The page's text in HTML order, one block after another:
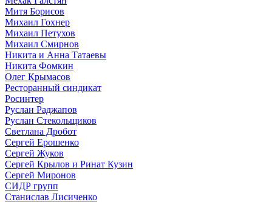
Митя Борисов
Михаил Гохнер
Михаил Петухов
Михаил Смирнов
Никита и Анна Татаевы
Никита Фомкин
Олег Крымасов
Ресторанный синдикат
Росинтер
Руслан Раджапов
Руслан Стекольщиков
Светлана Дробот
Сергей Ерошенко
Сергей Жуков
Сергей Крылов и Ринат Кузин
Сергей Миронов
СИДР групп
Станислав Лисиченко